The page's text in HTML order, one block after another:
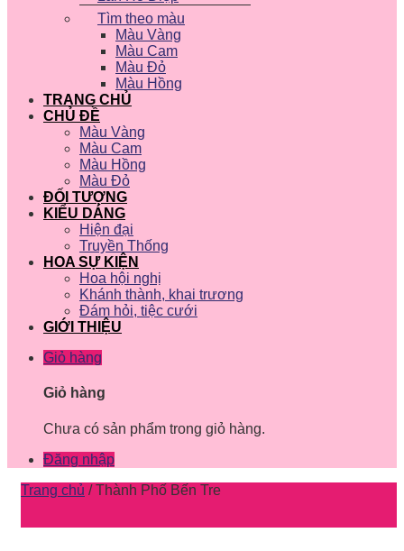
Tìm theo màu
Màu Vàng
Màu Cam
Màu Đỏ
Màu Hồng
TRANG CHỦ
CHỦ ĐỀ
Màu Vàng
Màu Cam
Màu Hồng
Màu Đỏ
ĐỐI TƯỢNG
KIỂU DÁNG
Hiện đại
Truyền Thống
HOA SỰ KIỆN
Hoa hội nghị
Khánh thành, khai trương
Đám hỏi, tiệc cưới
GIỚI THIỆU
Giỏ hàng
Giỏ hàng
Chưa có sản phẩm trong giỏ hàng.
Đăng nhập
Trang chủ /Thành Phố Bến Tre